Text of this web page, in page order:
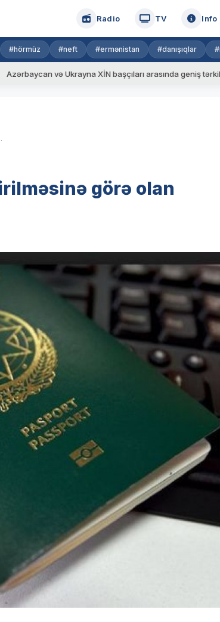
Radio TV Info
#hörmüz #neft #ermənistan #danışıqlar
Ukrayna XİN başçıları arasında geniş tərkibdə görüş
artırılır
görə olan